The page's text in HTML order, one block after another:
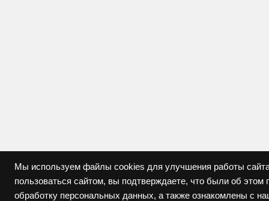
Мы используем файлы cookies для улучшения работы
пользоваться сайтом, вы подтверждаете, что были об
обработку персональных данных, а также ознакомлены с